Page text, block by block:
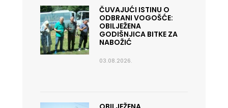
ČUVAJUĆI ISTINU O
ODBRANI VOGOŠĆE:
OBILJEŽENA
GODIŠNJICA BITKE ZA
NABOŽIĆ
03.08.2026.